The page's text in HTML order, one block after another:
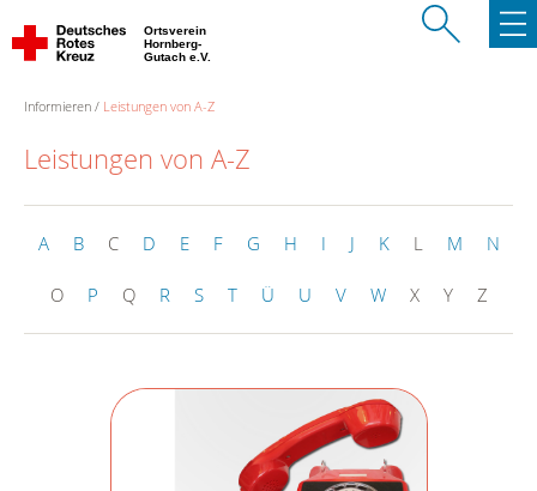
Ortsverein
Hornberg-
Gutach e.V.
Informieren Leistungen von A-Z
Leistungen von A-Z
A B C D E F G H I J K L M N
O P Q R S T Ü U V W X Y Z